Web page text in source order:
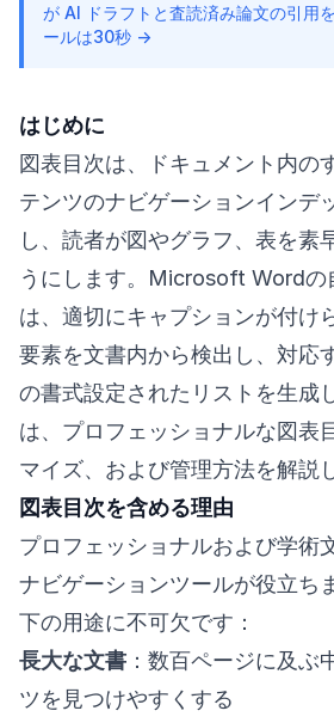
が AI ドラフトと査読済み論文の引用
ールは30秒 →
はじめに
図表目次は、ドキュメント内の
テンツのナビゲーションインデ
し、読者が図やグラフ、表を素
うにします。Microsoft Wordの
は、適切にキャプションが付け
要素を文書内から検出し、対応
の書式設定されたリストを生成
は、プロフェッショナルな図表
マイズ、および管理方法を解説
図表目次を含める理由
プロフェッショナルおよび学術
ナビゲーションツールが役立ち
下の用途に不可欠です：
長大な文書 ：数百ページに及ぶ
ツを見つけやすくする